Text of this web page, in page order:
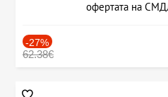
офертата на
-27%
62.38€